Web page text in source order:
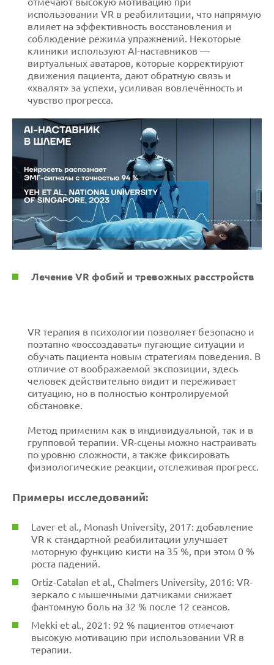
использовании VR в реабилитации, что напрямую
влияет на эффективность восстановления и
соблюдение режима упражнений. Некоторые
клиники используют AI-наставников —
виртуальных аватаров, которые корректируют
движения пациента, дают обратную связь и
«хвалят» за успехи, усиливая вовлечённость и
чувство прогресса.
Лечение VR фобий и тревожных расстройств
VR терапия в психологии позволяет безопасно и
поэтапно «воссоздавать» пугающие ситуации и
обучать пациента новым стратегиям поведения. В
отличие от воображаемой экспозиции, здесь
человек действительно видит и переживает
ситуацию, но в полностью контролируемой
обстановке.
Метод применим как в индивидуальной, так и в
групповой терапии. VR-сцены можно настраивать
по уровню сложности, а также фиксировать
физиологические реакции, отслеживая прогресс.
Примеры исследований:
Laver et al., Monash University, 2017: добавление
VR к стандартной реабилитации улучшает
моторную функцию кисти на 35 %, при этом 0 %
роста падений.
Ortiz-Catalan et al., Chalmers University, 2016: VR-
зеркало с мышечными датчиками снижает
фантомную боль на 32 % после 12 сеансов.
Mekki et al., 2021: 92 % пациентов отмечают
высокую мотивацию при использовании VR в
терапии.